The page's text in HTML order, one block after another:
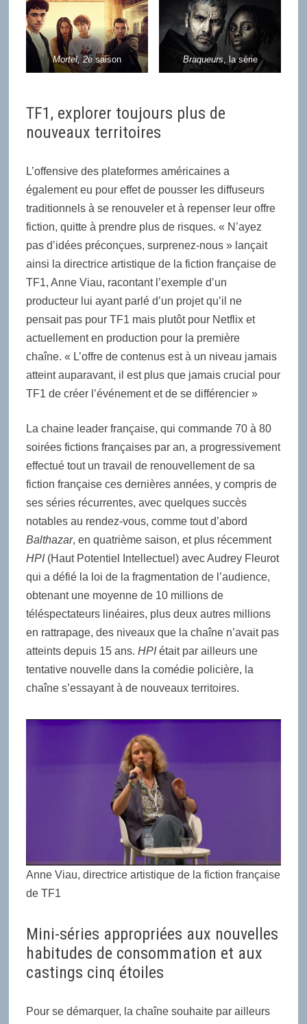
Mortel, 2e saison Braqueurs, la série
TF1, explorer toujours plus de
nouveaux territoires
L’offensive des plateformes américaines a
également eu pour effet de pousser les diffuseurs
traditionnels à se renouveler et à repenser leur offre
fiction, quitte à prendre plus de risques. « N’ayez
pas d’idées préconçues, surprenez-nous » lançait
ainsi la directrice artistique de la fiction française de
TF1, Anne Viau, racontant l’exemple d’un
producteur lui ayant parlé d’un projet qu’il ne
pensait pas pour TF1 mais plutôt pour Netflix et
actuellement en production pour la première
chaîne. « L’offre de contenus est à un niveau jamais
atteint auparavant, il est plus que jamais crucial pour
TF1 de créer l’événement et de se différencier »
La chaine leader française, qui commande 70 à 80
soirées fictions françaises par an, a progressivement
effectué tout un travail de renouvellement de sa
fiction française ces dernières années, y compris de
ses séries récurrentes, avec quelques succès
notables au rendez-vous, comme tout d’abord
Balthazar, en quatrième saison, et plus récemment
HPI(Haut Potentiel Intellectuel) avec Audrey Fleurot
qui a défié la loi de la fragmentation de l’audience,
obtenant une moyenne de 10 millions de
téléspectateurs linéaires, plus deux autres millions
en rattrapage, des niveaux que la chaîne n’avait pas
atteints depuis 15 ans. HPIétait par ailleurs une
tentative nouvelle dans la comédie policière, la
chaîne s’essayant à de nouveaux territoires.
Anne Viau, directrice artistique de la fiction française
de TF1
Mini-séries appropriées aux nouvelles
habitudes de consommation et aux
castings cinq étoiles
Pour se démarquer, la chaîne souhaite par ailleurs